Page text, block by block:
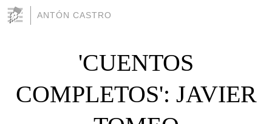
ANTÓN CASTRO
'CUENTOS
COMPLETOS': JAVIER